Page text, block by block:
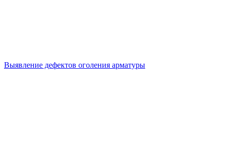
Выявление дефектов оголения арматуры